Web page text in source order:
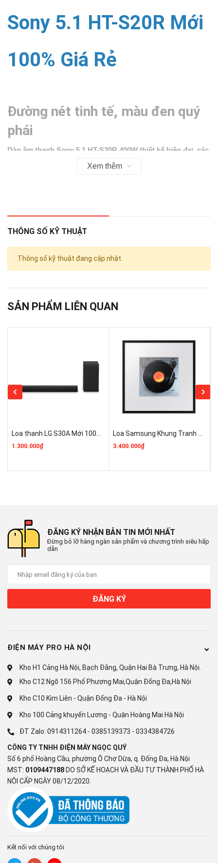
Sony 5.1 HT-S20R Mới
100% Giá Rẻ
Đường nét tinh tế, màu đen quý
phái
Dàn âm thanh Sony 5.1 HT-S20R 400W thiết kế hiện đại, các
chi tiết được hoàn thiện tỉ mỉ, góp phần tô điểm cho không
không gian với công nghệDolby
, hệ thống loa 5.1 kênh
Loa Sony 5.1 kênh mang cả rạp chiếu phim vào ngôi nhà
bạn khi trang bị 1 loa thanh 3 kênh, 2 loa phía sau, 1
loa Subwoofer kết hợp với tổng công suất đầu ra 400 W
cho âm thanh truyền tải mạnh mẽ trên toàn dải tần số,
nghe rõ đến từng cung bậc âm thanh.
Loaphát nhạc trực tiếp từ điện
thoại qua kết nối không dây
Nhiều chế độ âm thanh thú vị
Dàn âm thanhnghe nhạc có nhiều chế độ âm thanh gồm
Tiêu chuẩn, Tự động, Rạp chiếu phim, Âm nhạc, Thoại và
Ban đêm cho phép người dùng tùy chỉnh linh hoạt phù hợp
với sở thích, điều kiện môi trường, nội dung trình chiếu để
thưởng thức âm thanh trên
Xem thêm
THÔNG SỐ KỸ THUẬT
Thông số kỹ thuật đang cập nhật.
SẢN PHẨM LIÊN QUAN
1.300.000₫ 3.400.000₫
ĐĂNG KÝ NHẬN BẢN TIN MỚI NHẤT
Đừng bỏ lỡ hàng ngàn sản phẩm và chương trình siêu hấp
dẫn
ĐĂNG KÝ
ĐIỆN MÁY PRO HÀ NỘI
Kho H1 Cảng Hà Nội, Bạch Đằng, Quận Hai Bà Trưng, Hà Nội.
Kho C12 Ngõ 156 Phố Phương Mai,Quận Đống Đa,Hà Nội
Kho C10 Kim Liên - Quận Đống Đa - Hà Nội
Kho 100 Cảng khuyến Lương - Quận Hoàng Mai Hà Nội
ĐT Zalo: 0914311264 - 0385139373 - 0334384726
CÔNG TY TNHH ĐIỆN MÁY NGỌC QUÝ
Số 6 phố Hoàng Cầu, phường Ô Chợ Dừa, q. Đống Đa, Hà Nội
MST: 0109447188 DO SỞ KẾ HOẠCH VÀ ĐẦU TƯ THÀNH PHỐ HÀ
NỘI CẤP NGÀY 08/12/2020.
Kết nối với chúng tôi